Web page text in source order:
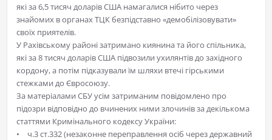
які за 6,5 тисяч доларів США намагалися нібито через
знайомих в органах ТЦК безпідставно «демобілізовувати»
своїх приятелів.
У Рахівському районі затримано киянина та його спільника,
які за 8 тисяч доларів США підвозили ухилянтів до західного
кордону, а потім підказували їм шляхи втечі гірськими
стежками до Євросоюзу.
За матеріалами СБУ усім затриманим повідомлено про
підозри відповідно до вчинених ними злочинів за декількома
статтями Кримінального кодексу України:
• ч.3 ст.332 (незаконне переправлення осіб через державний